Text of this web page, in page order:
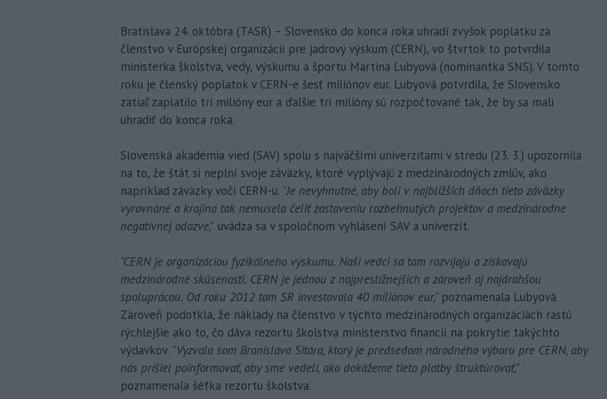
Bratislava 24. októbra (TASR) – Slovensko do konca roka uhradí zvyšok poplatku za
členstvo v Európskej organizácii pre jadrový výskum (CERN), vo štvrtok to potvrdila
ministerka školstva, vedy, výskumu a športu Martina Lubyová (nominantka SNS). V tomto
roku je členský poplatok v CERN-e šesť miliónov eur. Lubyová potvrdila, že Slovensko
zatiaľ zaplatilo tri milióny eur a ďalšie tri milióny sú rozpočtované tak, že by sa mali
uhradiť do konca roka.
Slovenská akadémia vied (SAV) spolu s najväčšími univerzitami v stredu (23. 3.) upozornila
na to, že štát si neplní svoje záväzky, ktoré vyplývajú z medzinárodných zmlúv, ako
napríklad záväzky voči CERN-u. "Je nevyhnutné, aby boli v najbližších dňoch tieto záväzky
vyrovnané a krajina tak nemusela čeliť zastaveniu rozbehnutých projektov a medzinárodne
negatívnej odozve," uvádza sa v spoločnom vyhlásení SAV a univerzít.
"CERN je organizáciou fyzikálneho výskumu. Naši vedci sa tam rozvíjajú a získavajú
medzinárodné skúsenosti. CERN je jednou z najprestížnejších a zároveň aj najdrahšou
spoluprácou. Od roku 2012 tam SR investovala 40 miliónov eur," poznamenala Lubyová.
Zároveň podotkla, že náklady na členstvo v týchto medzinárodných organizáciách rastú
rýchlejšie ako to, čo dáva rezortu školstva ministerstvo financií na pokrytie takýchto
výdavkov. "Vyzvala som Branislava Sitára, ktorý je predsedom národného výboru pre CERN, aby
nás prišiel poinformovať, aby sme vedeli, ako dokážeme tieto platby štruktúrovať,"
poznamenala šéfka rezortu školstva.